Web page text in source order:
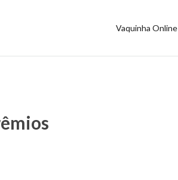
Vaquinha Online